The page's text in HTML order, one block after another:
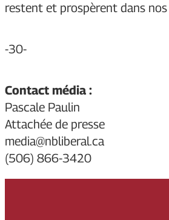
restent et prospèrent dans
-30-
Contact média :
Pascale Paulin
Attachée de presse
media@nbliberal.ca
(506) 866-3420